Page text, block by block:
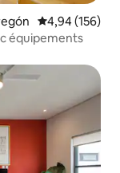
Évaluation
4,94 (156)
équipements